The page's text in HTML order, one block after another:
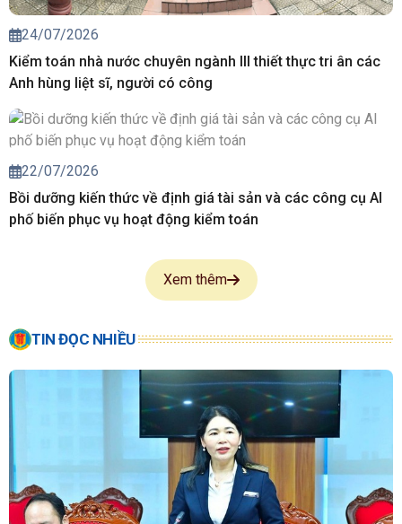
24/07/2026
Kiểm toán nhà nước chuyên ngành III thiết thực tri ân các
Anh hùng liệt sĩ, người có công
22/07/2026
Bồi dưỡng kiến thức về định giá tài sản và các công cụ AI
phố biến phục vụ hoạt động kiểm toán
Xem thêm
TIN ĐỌC NHIỀU